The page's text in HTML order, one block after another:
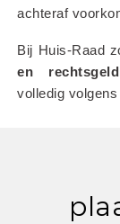
achteraf
Bij Huis-Raad
en
volledig